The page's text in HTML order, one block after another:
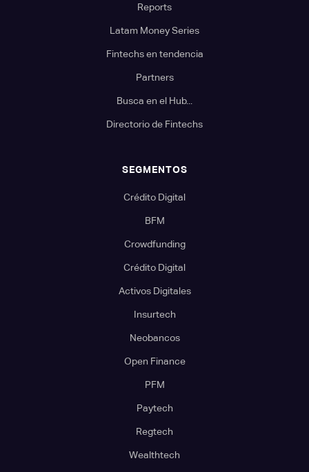
Reports
Latam Money Series
Fintechs en tendencia
Partners
Busca en el Hub...
Directorio de Fintechs
SEGMENTOS
Crédito Digital
BFM
Crowdfunding
Crédito Digital
Activos Digitales
Insurtech
Neobancos
Open Finance
PFM
Paytech
Regtech
Wealthtech